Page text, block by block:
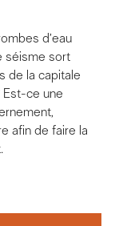
d’eau
séisme sort
de la capitale
Est-ce une
afin de faire la